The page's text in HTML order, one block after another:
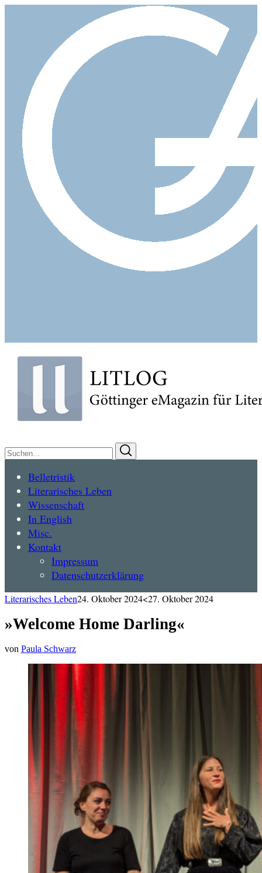
Suchen
nach:
Belletristik
Literarisches Leben
Wissenschaft
In English
Misc.
Kontakt
Impressum
Datenschutzerklärung
Literarisches Leben24. Oktober 2024<27. Oktober 2024
»Welcome Home Darling«
von Paula Schwarz